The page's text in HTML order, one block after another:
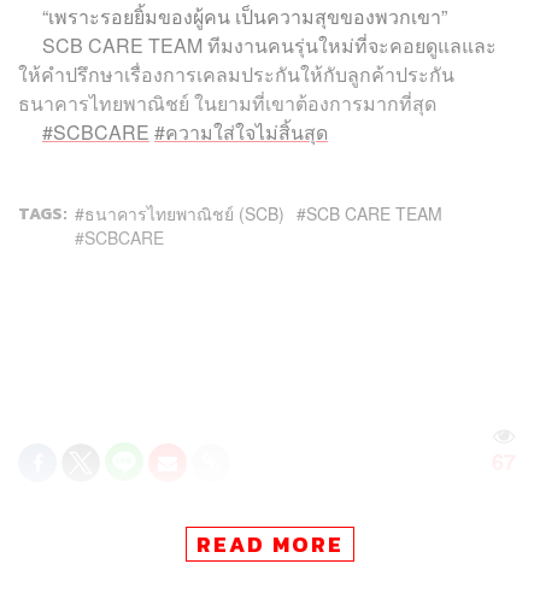
“เพราะรอยยิ้มของผู้คน เป็นความสุขของพวกเขา”
SCB CARE TEAM ทีมงานคนรุ่นใหม่ที่จะคอยดูแลและ
ให้คำปรึกษาเรื่องการเคลมประกันให้กับลูกค้าประกัน
ธนาคารไทยพาณิชย์ ในยามที่เขาต้องการมากที่สุด
#SCBCARE #ความใส่ใจไม่สิ้นสุด
TAGS: ธนาคารไทยพาณิชย์ (SCB)
SCB CARE TEAM
SCBCARE
READ MORE